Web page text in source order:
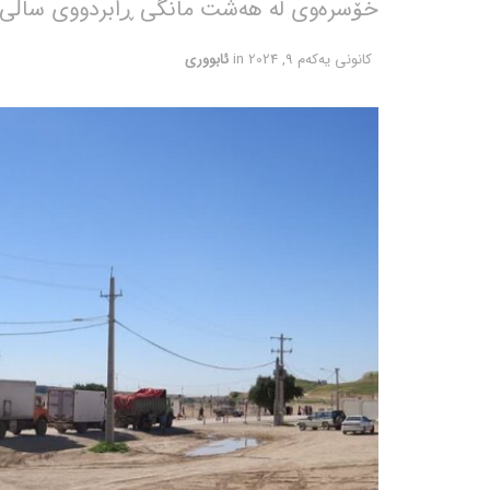
خۆسرەوی لە هەشت مانگی ڕابردووی ساڵی 1403 ی کۆچی هەتاوی لە سەدا 20
كانونی یه‌كه‌م 9, 2024 in ئابووری